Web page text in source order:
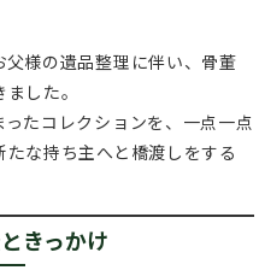
様の遺品整理に伴い、骨董
した。
たコレクションを、一点一点
な持ち主へと橋渡しをする
きっかけ